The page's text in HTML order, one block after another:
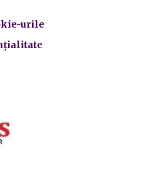
urile